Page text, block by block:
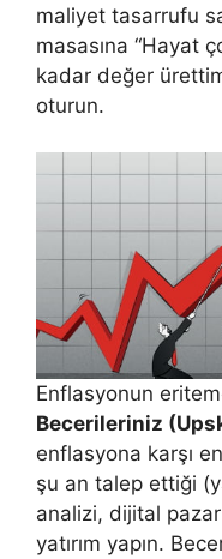
maliyet tasarrufu
masasına “Hayat
kadar değer
oturun.
Enflasyonun
Becerileriniz
enflasyona karşı
şu an talep ettiği
analizi, dijital
yatırım yapın.